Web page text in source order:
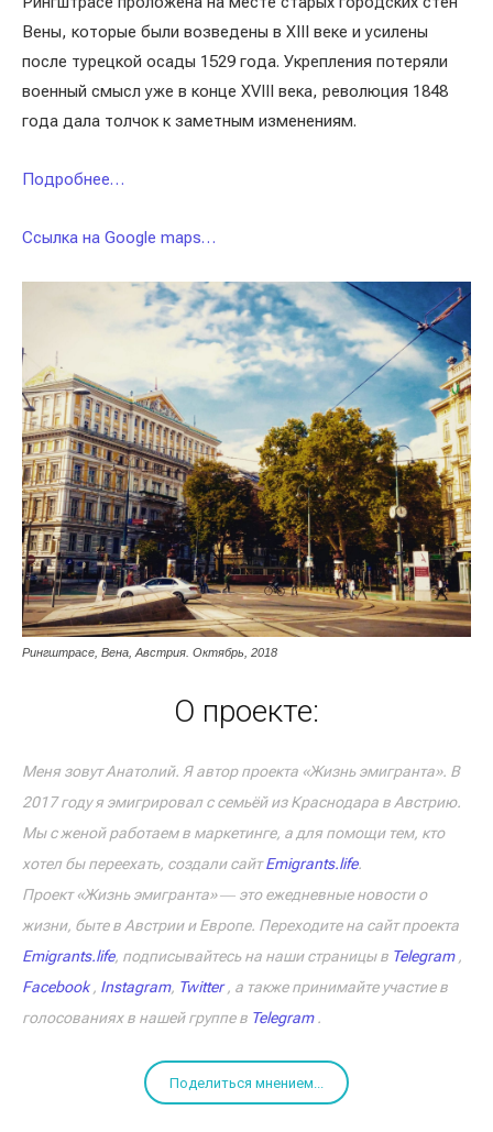
Вены, которые были возведены в XIII веке и усилены
после турецкой осады 1529 года. Укрепления потеряли
военный смысл уже в конце XVIII века, революция 1848
года дала толчок к заметным изменениям.
Подробнее…
Ссылка на Google maps…
Рингштрасе, Вена, Австрия. Октябрь, 2018
О проекте:
Меня зовут Анатолий. Я автор проекта «Жизнь эмигранта». В
2017 году я эмигрировал с семьёй из Краснодара в Австрию.
Мы с женой работаем в маркетинге, а для помощи тем, кто
хотел бы переехать, создали сайтEmigrants.life.
Проект «Жизнь эмигранта» ― это ежедневные новости о
жизни, быте в Австрии и Европе. Переходите на сайт проекта
Emigrants.life, подписывайтесь на наши страницы в Telegram,
Facebook, Instagram, Twitter, а также принимайте участие в
голосованиях в нашей группе в Telegram.
Поделиться мнением...